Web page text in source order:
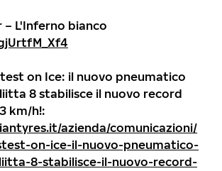
– L'Inferno bianco
on Ice: il nuovo pneumatico
8 stabilisce il nuovo record
km/h!:
azienda/comunicazioni/
on-ice-il-nuovo-pneumatico-
8-stabilisce-il-nuovo-record-